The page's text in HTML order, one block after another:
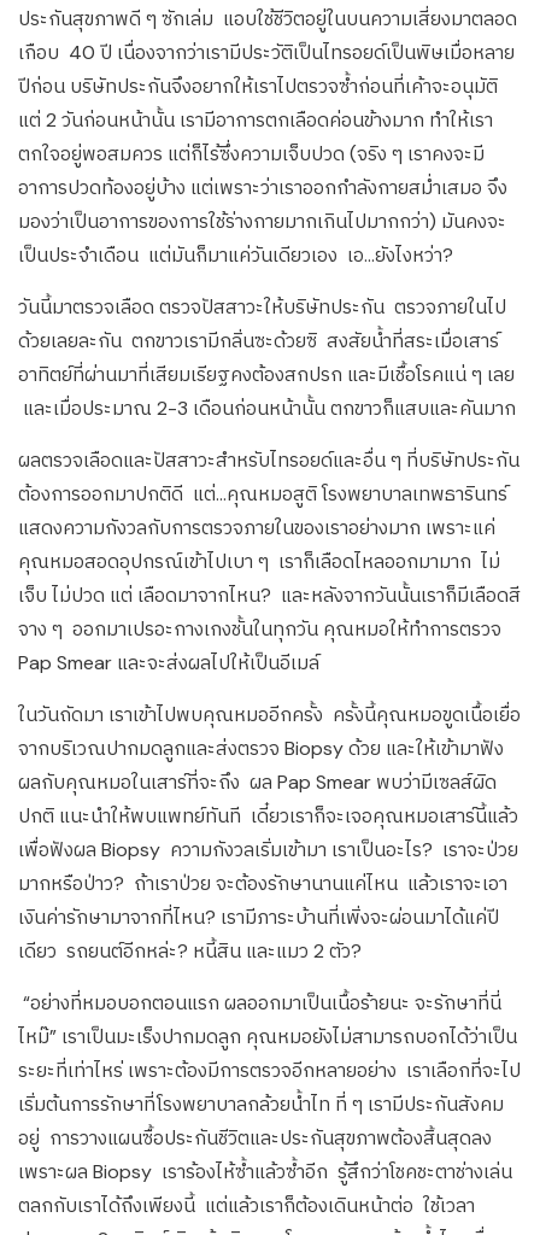
ประกันสุขภาพดี ๆ ซักเล่ม แอบใช้ชีวิตอยู่ในบนความเสี่ยงมาตลอด
เกือบ 40 ปี เนื่องจากว่าเรามีประวัติเป็นไทรอยด์เป็นพิษเมื่อหลาย
ปีก่อน บริษัทประกันจึงอยากให้เราไปตรวจซ้ำก่อนที่เค้าจะอนุมัติ
แต่ 2 วันก่อนหน้านั้น เรามีอาการตกเลือดค่อนข้างมาก ทำให้เรา
ตกใจอยู่พอสมควร แต่ก็ไร้ซึ่งความเจ็บปวด (จริง ๆ เราคงจะมี
อาการปวดท้องอยู่บ้าง แต่เพราะว่าเราออกกำลังกายสม่ำเสมอ จึง
มองว่าเป็นอาการของการใช้ร่างกายมากเกินไปมากกว่า) มันคงจะ
เป็นประจำเดือน แต่มันก็มาแค่วันเดียวเอง เอ…ยังไงหว่า?
วันนี้มาตรวจเลือด ตรวจปัสสาวะให้บริษัทประกัน ตรวจภายในไป
ด้วยเลยละกัน ตกขาวเรามีกลิ่นซะด้วยซิ สงสัยน้ำที่สระเมื่อเสาร์
อาทิตย์ที่ผ่านมาที่เสียมเรียฐคงต้องสกปรก และมีเชื้อโรคแน่ ๆ เลย
และเมื่อประมาณ 2-3 เดือนก่อนหน้านั้น ตกขาวก็แสบและคันมาก
ผลตรวจเลือดและปัสสาวะสำหรับไทรอยด์และอื่น ๆ ที่บริษัทประกัน
ต้องการออกมาปกติดี แต่…คุณหมอสูติ โรงพยาบาลเทพธารินทร์
แสดงความกังวลกับการตรวจภายในของเราอย่างมาก เพราะแค่
คุณหมอสอดอุปกรณ์เข้าไปเบา ๆ เราก็เลือดไหลออกมามาก ไม่
เจ็บ ไม่ปวด แต่ เลือดมาจากไหน? และหลังจากวันนั้นเราก็มีเลือดสี
จาง ๆ ออกมาเปรอะกางเกงชั้นในทุกวัน คุณหมอให้ทำการตรวจ
Pap Smear และจะส่งผลไปให้เป็นอีเมล์
ในวันถัดมา เราเข้าไปพบคุณหมออีกครั้ง ครั้งนี้คุณหมอขูดเนื้อเยื่อ
จากบริเวณปากมดลูกและส่งตรวจ Biopsy ด้วย และให้เข้ามาฟัง
ผลกับคุณหมอในเสาร์ที่จะถึง ผล Pap Smear พบว่ามีเซลส์ผิด
ปกติ แนะนำให้พบแพทย์ทันที เดี๋ยวเราก็จะเจอคุณหมอเสาร์นี้แล้ว
เพื่อฟังผล Biopsy ความกังวลเริ่มเข้ามา เราเป็นอะไร? เราจะป่วย
มากหรือป่าว? ถ้าเราป่วย จะต้องรักษานานแค่ไหน แล้วเราจะเอา
เงินค่ารักษามาจากที่ไหน? เรามีภาระบ้านที่เพิ่งจะผ่อนมาได้แค่ปี
เดียว รถยนต์อีกหล่ะ? หนี้สิน และแมว 2 ตัว?
“อย่างที่หมอบอกตอนแรก ผลออกมาเป็นเนื้อร้ายนะ จะรักษาที่นี่
ไหม๊” เราเป็นมะเร็งปากมดลูก คุณหมอยังไม่สามารถบอกได้ว่าเป็น
ระยะที่เท่าไหร่ เพราะต้องมีการตรวจอีกหลายอย่าง เราเลือกที่จะไป
เริ่มต้นการรักษาที่โรงพยาบาลกล้วยน้ำไท ที่ ๆ เรามีประกันสังคม
อยู่ การวางแผนซื้อประกันชีวิตและประกันสุขภาพต้องสิ้นสุดลง
เพราะผล Biopsy เราร้องไห้ซ้ำแล้วซ้ำอีก รู้สึกว่าโชคชะตาช่างเล่น
ตลกกับเราได้ถึงเพียงนี้ แต่แล้วเราก็ต้องเดินหน้าต่อ ใช้เวลา